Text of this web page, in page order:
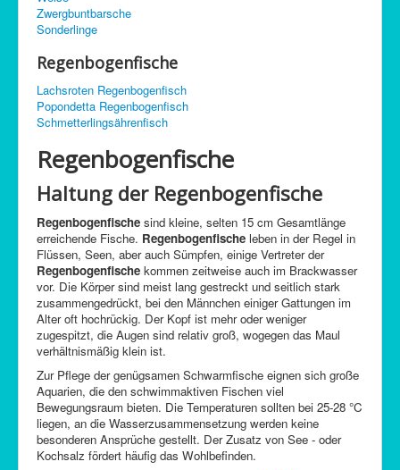
C-Control
Sitemap
Zwergbuntbarsche
Sonderlinge
Regenbogenfische
Lachsroten Regenbogenfisch
Popondetta Regenbogenfisch
Schmetterlingsährenfisch
Regenbogenfische
Haltung der Regenbogenfische
Regenbogenfische sind kleine, selten 15 cm Gesamtlänge
erreichende Fische. Regenbogenfische leben in der Regel in
Flüssen, Seen, aber auch Sümpfen, einige Vertreter der
Regenbogenfische kommen zeitweise auch im Brackwasser
vor. Die Körper sind meist lang gestreckt und seitlich stark
zusammengedrückt, bei den Männchen einiger Gattungen im
Alter oft hochrückig. Der Kopf ist mehr oder weniger
zugespitzt, die Augen sind relativ groß, wogegen das Maul
verhältnismäßig klein ist.
Zur Pflege der genügsamen Schwarmfische eignen sich große
Aquarien, die den schwimmaktiven Fischen viel
Bewegungsraum bieten. Die Temperaturen sollten bei 25-28 °C
liegen, an die Wasserzusammensetzung werden keine
besonderen Ansprüche gestellt. Der Zusatz von See - oder
Kochsalz fördert häufig das Wohlbefinden.